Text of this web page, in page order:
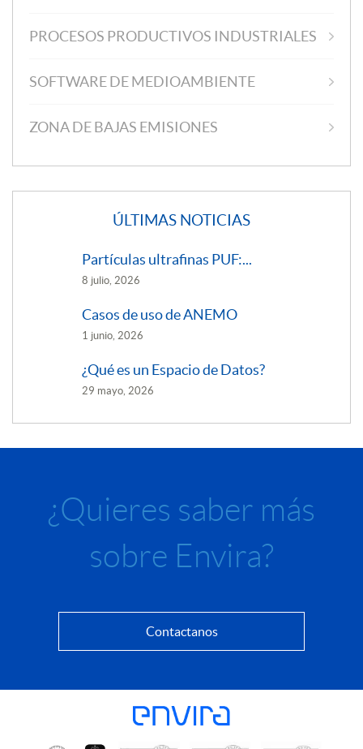
PROCESOS PRODUCTIVOS INDUSTRIALES
SOFTWARE DE MEDIOAMBIENTE
ZONA DE BAJAS EMISIONES
ÚLTIMAS NOTICIAS
Partículas ultrafinas PUF:...
8 julio, 2026
Casos de uso de ANEMO
1 junio, 2026
¿Qué es un Espacio de Datos?
29 mayo, 2026
¿Quieres saber más
sobre Envira?
Contactanos